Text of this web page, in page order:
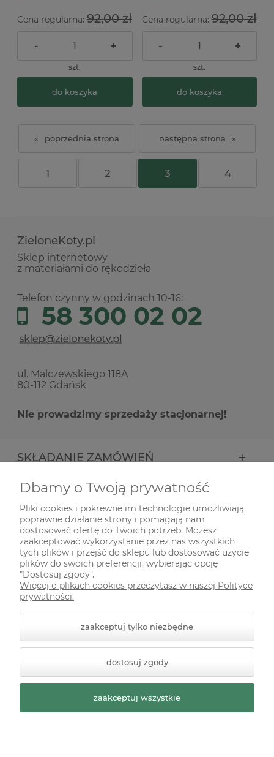
Cena regularna: 92,00 zł
- +
szt.
do koszyka
Cena regularna:92,00 zł
- +
szt.
do koszyka
«
1 2 3 4
»
ZieloneKoty.pl
Sklep internetowy
z materiałami do rękodzieła
Telefon czynny w godzinach 10-16:
58 300 02 02
ul. Malczewskiego 118A
80-112 Gdańsk
Nie prowadzimy sprzedaży stacjonarnej!
SKŁADANIE ZAMÓWIEŃ
INFORMACJE
ODWIEDŹ NAS NA
Styl graficzny ShopGadget.pl
Sklep internetowy Shoper
Premium
Dbamy o Twoją prywatność
Pliki cookies i pokrewne im technologie umożliwiają
poprawne działanie strony i pomagają nam
dostosować ofertę do Twoich potrzeb. Możesz
zaakceptować wykorzystanie przez nas wszystkich
tych plików i przejść do sklepu lub dostosować użycie
plików do swoich preferencji, wybierając opcję
"Dostosuj zgody".
Więcej o plikach cookies przeczytasz w naszej Polityce
prywatności.
zaakceptuj tylko niezbędne
dostosuj zgody
zaakceptuj wszystkie